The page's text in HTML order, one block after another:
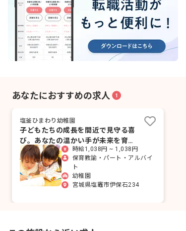
あなたにおすすめの求人 1
塩釜ひまわり幼稚園
子どもたちの成長を間近で見守る喜
び。あなたの温かい手が未来を育み
ます！
時給1,038円 ~ 1,038円
保育教諭・パート・アルバイ
ト
幼稚園
宮城県塩竈市伊保石234